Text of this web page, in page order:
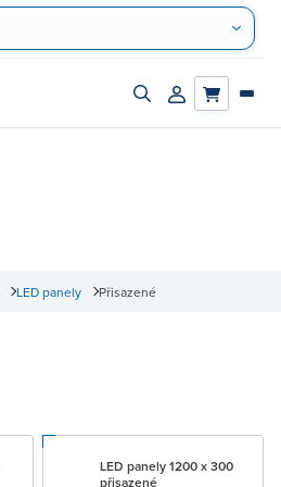
Zapnout/vypnout
Přihlásit/
Přisazené
LED panely
LED panely 1200 x 300
přisazené